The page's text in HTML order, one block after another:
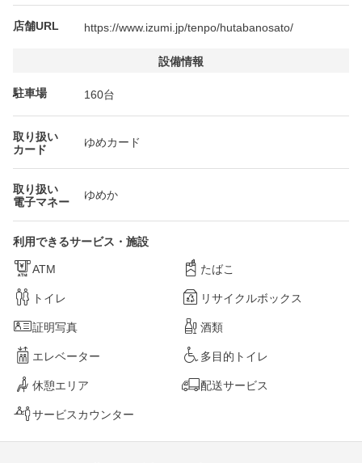
店舗URL https://www.izumi.jp/tenpo/hutabanosato/
設備情報
駐車場 160台
取り扱い
カード
ゆめカード
取り扱い
電子マネー
ゆめか
利用できるサービス・施設
ATM たばこ
トイレ リサイクルボックス
証明写真 酒類
エレベーター 多目的トイレ
休憩エリア 配送サービス
サービスカウンター